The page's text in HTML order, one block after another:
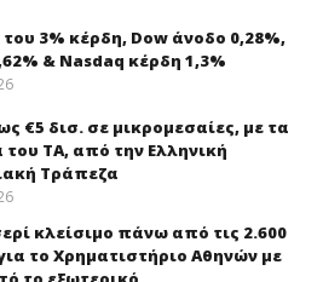
3% κέρδη, Dow άνοδο 0,28%,
& Nasdaq κέρδη 1,3%
€5 δισ. σε μικρομεσαίες, με τα
του ΤΑ, από την Ελληνική
Τράπεζα
κλείσιμο πάνω από τις 2.600
το Χρηματιστήριο Αθηνών με